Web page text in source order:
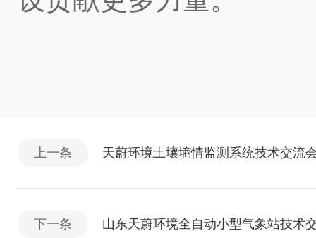
上一条 天蔚环境土壤墒情监测系统技术交流
下一条 山东天蔚环境全自动小型气象站技术